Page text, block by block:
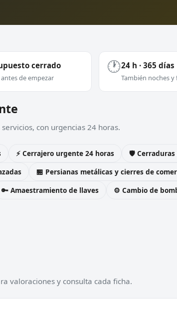
cerrado
de empezar
🕐24 h · 365 días
También noches y
con urgencias 24 horas.
⚡ Cerrajero urgente 24 horas 🛡️
🏪 Persianas metálicas y cierres de
🔑 Amaestramiento de llaves ⚙️ Cambio de
valoraciones y consulta cada ficha.